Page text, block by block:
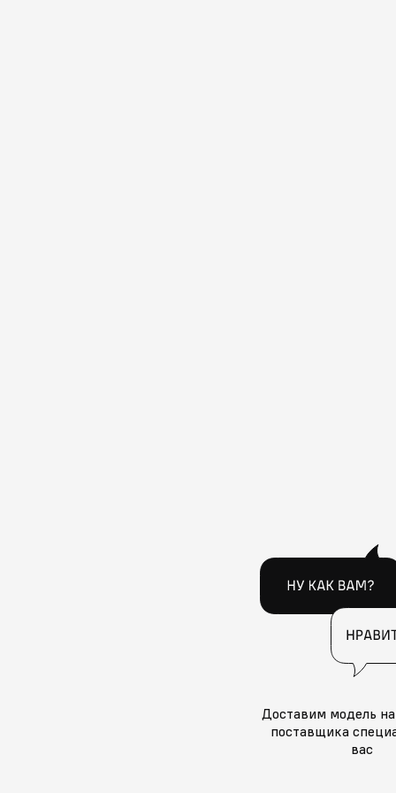
Доставим модель
поставщика
вас